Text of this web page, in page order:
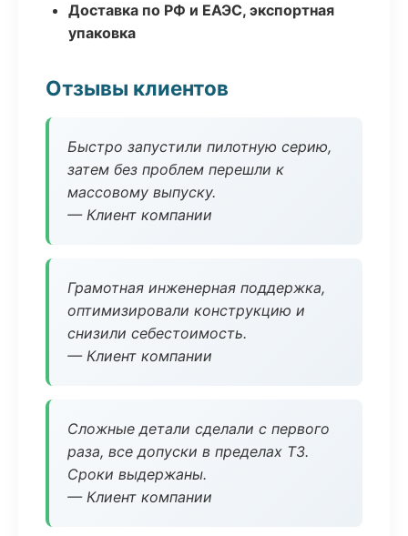
Доставка по РФ и ЕАЭС, экспортная
упаковка
Отзывы клиентов
Быстро запустили пилотную серию,
затем без проблем перешли к
массовому выпуску.
— Клиент компании
Грамотная инженерная поддержка,
оптимизировали конструкцию и
снизили себестоимость.
— Клиент компании
Сложные детали сделали с первого
раза, все допуски в пределах ТЗ.
Сроки выдержаны.
— Клиент компании